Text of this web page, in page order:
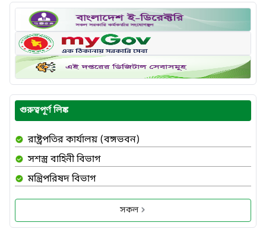
গুরুত্বপূর্ণ লিঙ্ক
রাষ্ট্রপতির কার্যালয় (বঙ্গভবন)
সশস্ত্র বাহিনী বিভাগ
মন্ত্রিপরিষদ বিভাগ
সকল